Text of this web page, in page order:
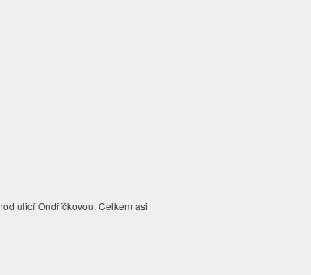
ulicí Ondříčkovou. Celkem asi